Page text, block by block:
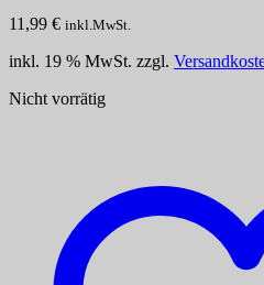
11,99 € inkl.MwSt.
inkl. 19 % MwSt. zzgl.
Nicht vorrätig